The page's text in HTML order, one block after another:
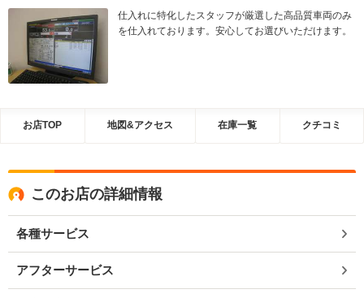
仕入れに特化したスタッフが厳選した高品質車両のみ
を仕入れております。安心してお選びいただけます。
お店TOP 地図&アクセス 在庫一覧 クチコミ
このお店の詳細情報
各種サービス
アフターサービス